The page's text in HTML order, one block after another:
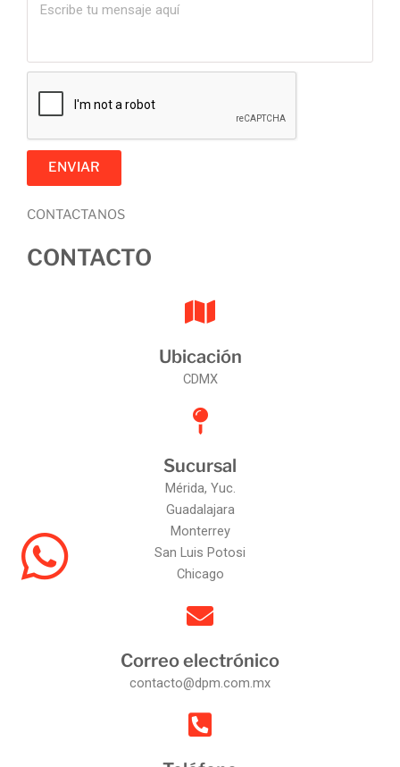
ENVIAR
CONTACTANOS
CONTACTO
Ubicación
CDMX
Sucursal
Mérida, Yuc.
Guadalajara
Monterrey
San Luis Potosi
Chicago
Correo electrónico
contacto@dpm.com.mx